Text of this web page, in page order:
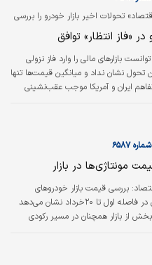
تحولات اخیر بازار خودرو را بررسی
«فاز انتظار» توافق
بازارهای مالی را وارد فاز نزولی
تحول نشان نداد و میانگین قیمت‌ها تنها
انتشار خبر تفاهم ایران و آمریکا موجب عقب‌نشینی
محدودی به این تحول سیاسی نشان داد.
۶۵۸۷
مونتاژی‌ها در بازار
بررسی قیمت بازار خودروهای
مونتاژی در فاصله اول تا ۲۰خرداد نشان می‌دهد
از بازار همچنان در مسیر رکودی